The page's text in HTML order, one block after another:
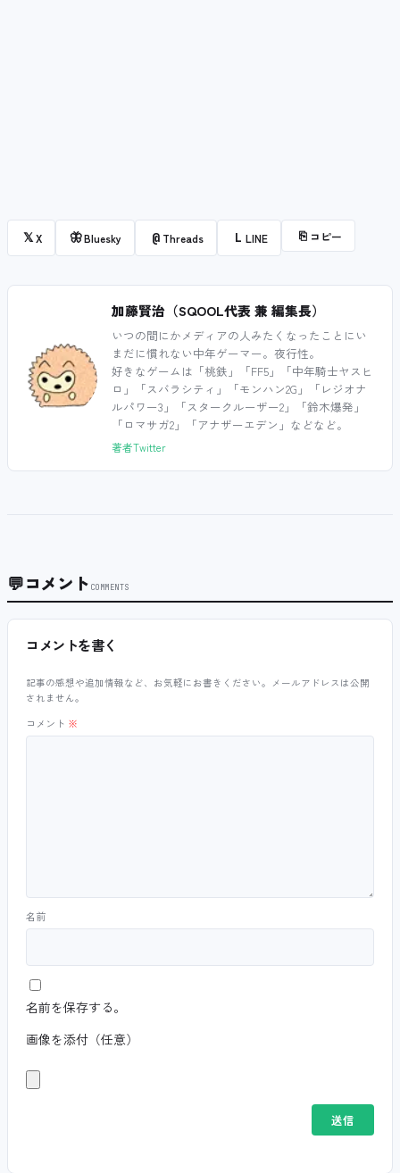
𝕏X 🦋Bluesky @ Threads L LINE ⎘ コピー
加藤賢治（SQOOL代表 兼 編集長）
いつの間にかメディアの人みたくなったことにい
まだに慣れない中年ゲーマー。夜行性。
好きなゲームは「桃鉄」「FF5」「中年騎士ヤスヒ
ロ」「スバラシティ」「モンハン2G」「レジオナ
ルパワー3」「スタークルーザー2」「鈴木爆発」
「ロマサガ2」「アナザーエデン」などなど。
著者Twitter
💬コメント COMMENTS
コメントを書く
記事の感想や追加情報など、お気軽にお書きください。メールアドレスは公開
されません。
コメント ※
名前
名前を保存する。
画像を添付（任意）